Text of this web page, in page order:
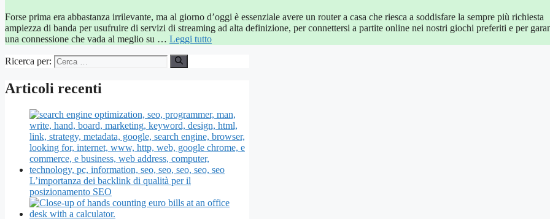
Forse prima era abbastanza irrilevante, ma al giorno d’oggi è essenziale avere un router a casa che riesca a soddisfare la sempre più richiesta
ampiezza di banda per usufruire di servizi di streaming ad alta definizione, per connettersi a partite online nei nostri giochi preferiti e per
una connessione che vada al meglio su … Leggi tutto
Ricerca per:
Articoli recenti
L’importanza dei backlink di qualità per il
posizionamento SEO